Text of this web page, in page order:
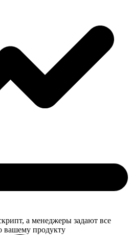
а менеджеры задают все
вашему продукту